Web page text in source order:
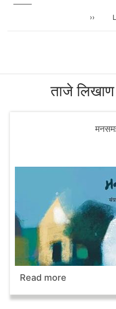
Next
››
ताजे
Read more